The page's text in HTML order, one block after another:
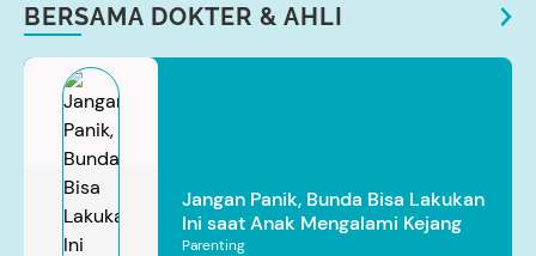
BERSAMA DOKTER & AHLI
Jangan Panik, Bunda Bisa Lakukan
Ini saat Anak Mengalami Kejang
Parenting